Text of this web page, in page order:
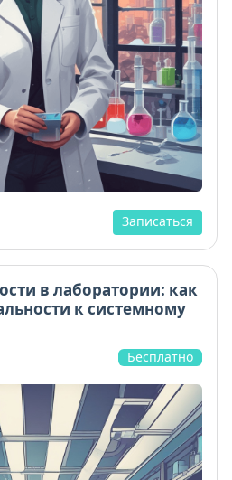
Записаться
в лаборатории: как
к системному
Бесплатно